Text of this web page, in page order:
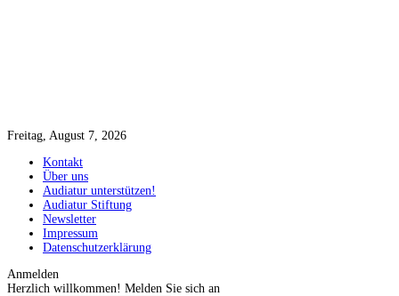
Freitag, August 7, 2026
Kontakt
Über uns
Audiatur unterstützen!
Audiatur Stiftung
Newsletter
Impressum
Datenschutzerklärung
Anmelden
Herzlich willkommen! Melden Sie sich an